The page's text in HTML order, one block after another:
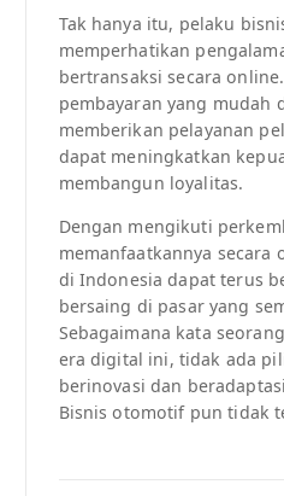
Tak hanya itu, pelaku
memperhatikan
bertransaksi secara
pembayaran yang mudah
memberikan pelayanan
dapat meningkatkan
membangun loyalitas.
Dengan mengikuti
memanfaatkannya
di Indonesia dapat terus
bersaing di pasar yang
Sebagaimana kata
era digital ini, tidak ada
berinovasi dan
Bisnis otomotif pun tidak